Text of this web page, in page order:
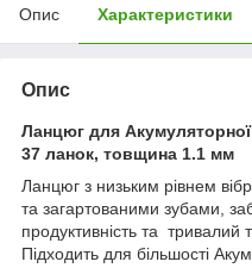
Опис Характеристики
Опис
Ланцюг для
37 ланок, товщина 1.1 мм
Ланцюг з низьким рівнем
та загартованими зубами,
продуктивність та тривалий
Підходить для більшості